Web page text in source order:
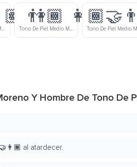
Tono De Piel Medio Moreno Mujer Y Tono De Piel Medio Hombre Tomados De La Mano
👫🏾
Tono De Piel Medio Moreno Mujer Y Hombre Tomados De La Mano
Y Hombre De Tono De
al atardecer.